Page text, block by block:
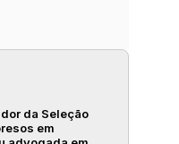
da Seleção
em